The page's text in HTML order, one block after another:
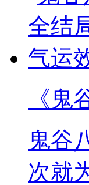
《
鬼谷
次就